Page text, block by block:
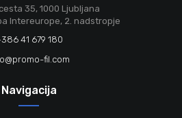
35, 1000 Ljubljana
Intereurope, 2. nadstropje
41 679 180
fil.com
Navigacija